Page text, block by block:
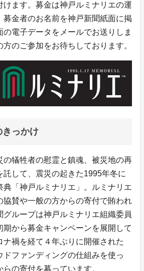
けます。募金は神戸ルミナリエの運
募金者のお名前を神戸新聞紙面に掲
電子データをメールでお送りしま
のご参加をお待ちしております。
きっかけ
犠牲者の慰霊と鎮魂、被災地の再
託して、震災の起きた1995年冬に
典「神戸ルミナリエ」。ルミナリエ
協賛や一般の方からの寄付で賄われ
グループは神戸ルミナリエ組織委員
期から募金キャンペーンを展開して
ナ禍を経て４年ぶりに開催された
ドファンディングの仕組みを使っ
の寄付を募っています。